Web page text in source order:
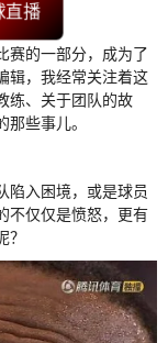
直播
赛的一部分，成为了
辑，我经常关注着这
练、关于团队的故
些事儿。
陷入困境，或是球员
不仅仅是愤怒，更有